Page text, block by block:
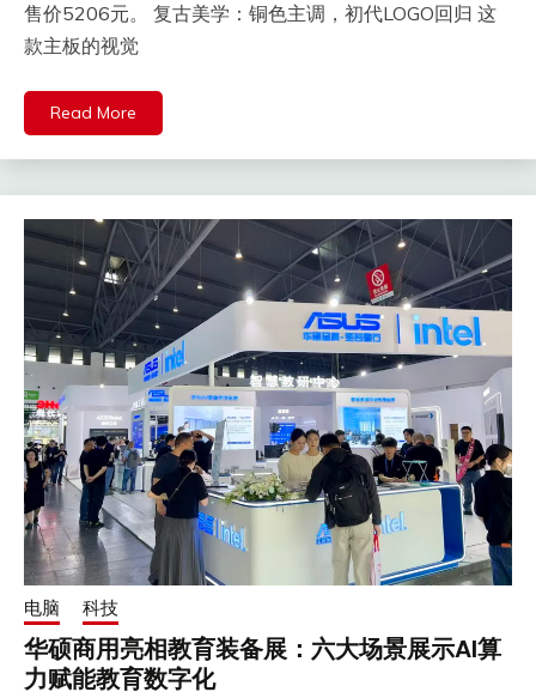
售价5206元。 复古美学：铜色主调，初代LOGO回归 这
款主板的视觉
Read More
电脑 科技
华硕商用亮相教育装备展：六大场景展示AI算
力赋能教育数字化